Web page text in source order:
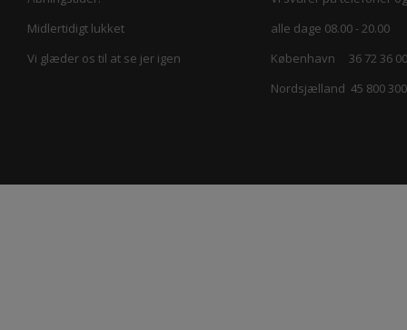
Midlertidigt lukket
Vi glæder os til at se jer igen
alle dage 08.00 - 20.00
København 36 72 36 00
Nordsjælland 45 800 300